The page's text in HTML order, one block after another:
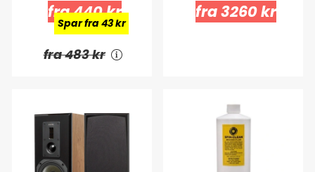
fra 440 kr
Spar fra 43 kr
fra 483 kr
fra 3260 kr